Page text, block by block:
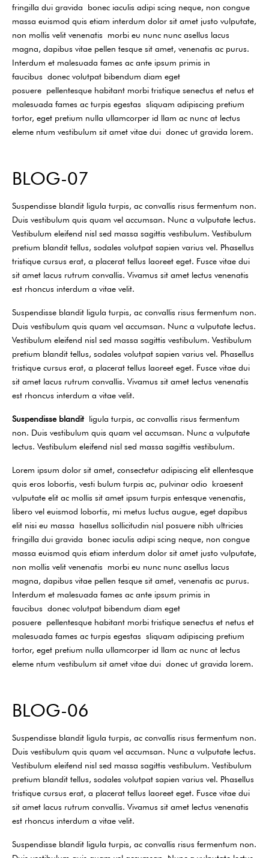
fringilla dui gravida bonec iaculis adipi scing neque, non congue
massa euismod quis etiam interdum dolor sit amet justo vulputate,
non mollis velit venenatis morbi eu nunc nunc asellus lacus
magna, dapibus vitae pellen tesque sit amet, venenatis ac purus.
Interdum et malesuada fames ac ante ipsum primis in
faucibus donec volutpat bibendum diam eget
posuere pellentesque habitant morbi tristique senectus et netus et
malesuada fames ac turpis egestas sliquam adipiscing pretium
tortor, eget pretium nulla ullamcorper id llam ac nunc at lectus
eleme ntum vestibulum sit amet vitae dui donec ut gravida lorem.
BLOG-07
Suspendisse blandit ligula turpis, ac convallis risus fermentum non.
Duis vestibulum quis quam vel accumsan. Nunc a vulputate lectus.
Vestibulum eleifend nisl sed massa sagittis vestibulum. Vestibulum
pretium blandit tellus, sodales volutpat sapien varius vel. Phasellus
tristique cursus erat, a placerat tellus laoreet eget. Fusce vitae dui
sit amet lacus rutrum convallis. Vivamus sit amet lectus venenatis
est rhoncus interdum a vitae velit.
Suspendisse blandit ligula turpis, ac convallis risus fermentum non.
Duis vestibulum quis quam vel accumsan. Nunc a vulputate lectus.
Vestibulum eleifend nisl sed massa sagittis vestibulum. Vestibulum
pretium blandit tellus, sodales volutpat sapien varius vel. Phasellus
tristique cursus erat, a placerat tellus laoreet eget. Fusce vitae dui
sit amet lacus rutrum convallis. Vivamus sit amet lectus venenatis
est rhoncus interdum a vitae velit.
Suspendisse blandit ligula turpis, ac convallis risus fermentum
non. Duis vestibulum quis quam vel accumsan. Nunc a vulputate
lectus. Vestibulum eleifend nisl sed massa sagittis vestibulum.
Lorem ipsum dolor sit amet, consectetur adipiscing elit ellentesque
quis eros lobortis, vesti bulum turpis ac, pulvinar odio kraesent
vulputate elit ac mollis sit amet ipsum turpis entesque venenatis,
libero vel euismod lobortis, mi metus luctus augue, eget dapibus
elit nisi eu massa hasellus sollicitudin nisl posuere nibh ultricies
fringilla dui gravida bonec iaculis adipi scing neque, non congue
massa euismod quis etiam interdum dolor sit amet justo vulputate,
non mollis velit venenatis morbi eu nunc nunc asellus lacus
magna, dapibus vitae pellen tesque sit amet, venenatis ac purus.
Interdum et malesuada fames ac ante ipsum primis in
faucibus donec volutpat bibendum diam eget
posuere pellentesque habitant morbi tristique senectus et netus et
malesuada fames ac turpis egestas sliquam adipiscing pretium
tortor, eget pretium nulla ullamcorper id llam ac nunc at lectus
eleme ntum vestibulum sit amet vitae dui donec ut gravida lorem.
BLOG-06
Suspendisse blandit ligula turpis, ac convallis risus fermentum non.
Duis vestibulum quis quam vel accumsan. Nunc a vulputate lectus.
Vestibulum eleifend nisl sed massa sagittis vestibulum. Vestibulum
pretium blandit tellus, sodales volutpat sapien varius vel. Phasellus
tristique cursus erat, a placerat tellus laoreet eget. Fusce vitae dui
sit amet lacus rutrum convallis. Vivamus sit amet lectus venenatis
est rhoncus interdum a vitae velit.
Suspendisse blandit ligula turpis, ac convallis risus fermentum non.